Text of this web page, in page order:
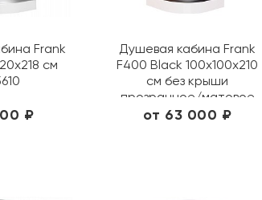
Frank
см
₽
Душевая кабина Frank
F400 Black 100х100х210
см без крыши
прозрачное/матовое
400004/ 20045
от 63 000 ₽